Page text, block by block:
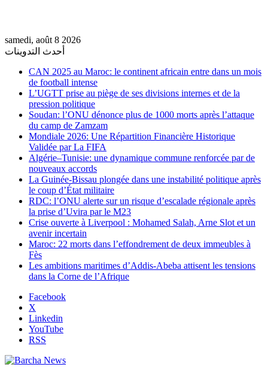
samedi, août 8 2026
أحدث التدوينات
CAN 2025 au Maroc: le continent africain entre dans un mois
de football intense
L’UGTT prise au piège de ses divisions internes et de la
pression politique
Soudan: l’ONU dénonce plus de 1000 morts après l’attaque
du camp de Zamzam
Mondiale 2026: Une Répartition Financière Historique
Validée par La FIFA
Algérie–Tunisie: une dynamique commune renforcée par de
nouveaux accords
La Guinée-Bissau plongée dans une instabilité politique après
le coup d’État militaire
RDC: l’ONU alerte sur un risque d’escalade régionale après
la prise d’Uvira par le M23
Crise ouverte à Liverpool : Mohamed Salah, Arne Slot et un
avenir incertain
Maroc: 22 morts dans l’effondrement de deux immeubles à
Fès
Les ambitions maritimes d’Addis-Abeba attisent les tensions
dans la Corne de l’Afrique
Facebook
X
Linkedin
YouTube
RSS